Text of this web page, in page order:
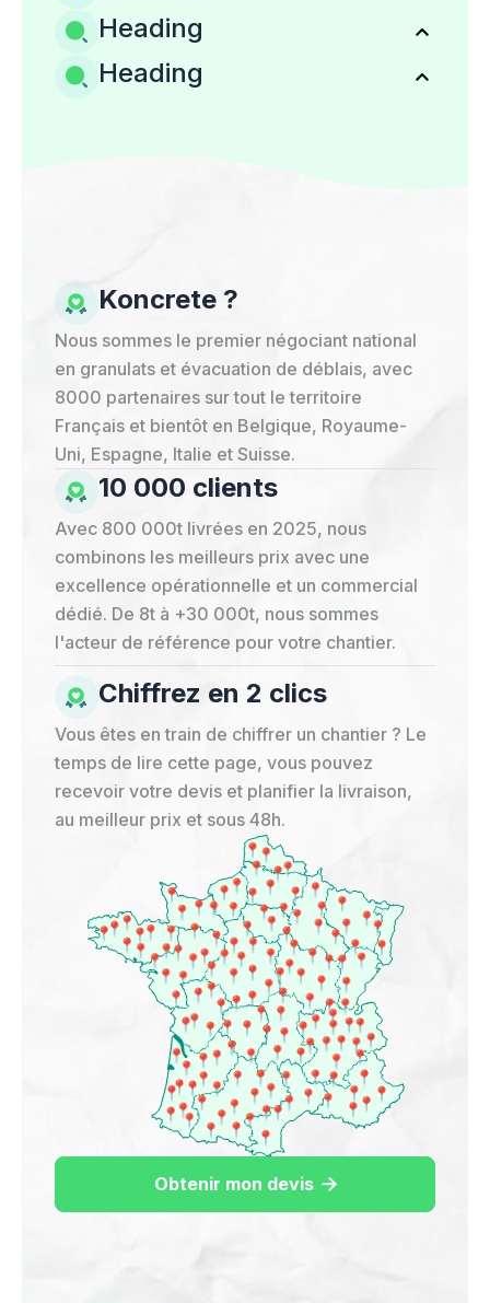
Heading
Heading
Koncrete ?
Nous sommes le premier négociant national
en granulats et évacuation de déblais, avec
8000 partenaires sur tout le territoire
Français et bientôt en Belgique, Royaume-
Uni, Espagne, Italie et Suisse.
10 000 clients
Avec 800 000t livrées en 2025, nous
combinons les meilleurs prix avec une
excellence opérationnelle et un commercial
dédié. De 8t à +30 000t, nous sommes
l'acteur de référence pour votre chantier.
Chiffrez en 2 clics
Vous êtes en train de chiffrer un chantier ? Le
temps de lire cette page, vous pouvez
recevoir votre devis et planifier la livraison,
au meilleur prix et sous 48h.
Obtenir mon devis 